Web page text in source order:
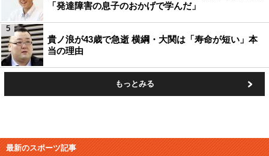
「発達障害の息子のおかげで学んだ」
貴ノ浪が43歳で急逝 横綱・大関は「寿命が短い」本
当の理由
5
もっとみる
最新のスポーツ記事